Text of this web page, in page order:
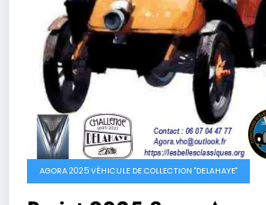
AGORA 2025 VÉHICULE DE COLLECTION "DELAHAYE"